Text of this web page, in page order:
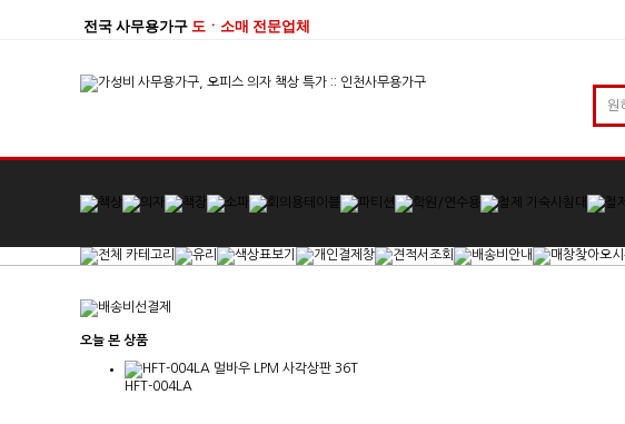
전국 사무용가구 도ㆍ소매 전문업체
오늘 본 상품
HFT-004LA